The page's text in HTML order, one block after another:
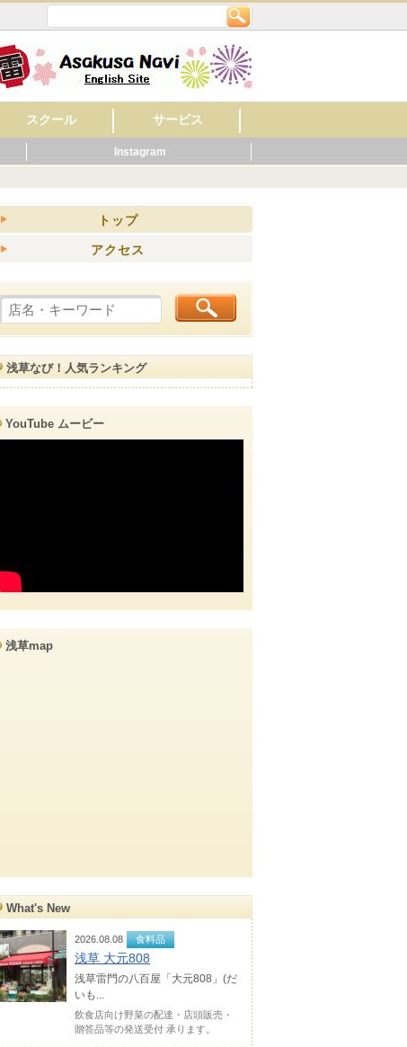
スクール
ニング
サービス
レンタルショップ
旅館
ビジネスホテル
ペット関連
健康・スポーツ
賃貸・不動産
ウエディング
歯科
ホテル
公共機関
その他
病院
くらし
Instagram
トップ
アクセス
浅草なび！人気ランキング
YouTube ムービー
浅草map
What's New
2026.08.08 食料品
浅草 大元808
浅草雷門の八百屋「大元808」(だ
いも...
飲食店向け野菜の配達・店頭販売・
贈答品等の発送受付 承ります。